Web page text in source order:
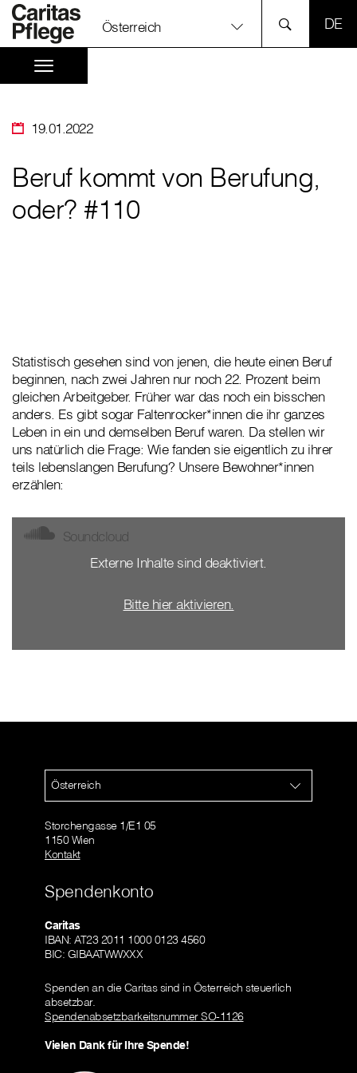
Österreich
19.01.2022
Beruf kommt von Berufung,
oder? #110
Statistisch gesehen sind von jenen, die heute einen Beruf
beginnen, nach zwei Jahren nur noch 22. Prozent beim
gleichen Arbeitgeber. Früher war das noch ein bisschen
anders. Es gibt sogar Faltenrocker*innen die ihr ganzes
Leben in ein und demselben Beruf waren. Da stellen wir
uns natürlich die Frage: Wie fanden sie eigentlich zu ihrer
teils lebenslangen Berufung? Unsere Bewohner*innen
erzählen:
Soundcloud
Externe Inhalte sind deaktiviert.
Bitte hier aktivieren.
Österreich
Storchengasse 1/E1 05
1150 Wien
Kontakt
Spendenkonto
Caritas
IBAN: AT23 2011 1000 0123 4560
BIC: GIBAATWWXXX
Spenden an die Caritas sind in Österreich steuerlich
absetzbar.
Spendenabsetzbarkeitsnummer SO-1126
Vielen Dank für Ihre Spende!